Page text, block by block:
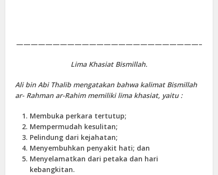
—————————————————————————–
Lima Khasiat Bismillah.
Ali bin Abi Thalib mengatakan bahwa kalimat Bismillah
ar- Rahman ar-Rahim memiliki lima khasiat, yaitu :
Membuka perkara tertutup;
Mempermudah kesulitan;
Pelindung dari kejahatan;
Menyembuhkan penyakit hati; dan
Menyelamatkan dari petaka dan hari
kebangkitan.